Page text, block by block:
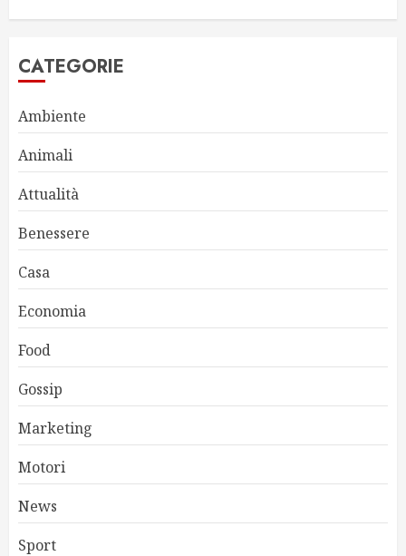
CATEGORIE
Ambiente
Animali
Attualità
Benessere
Casa
Economia
Food
Gossip
Marketing
Motori
News
Sport